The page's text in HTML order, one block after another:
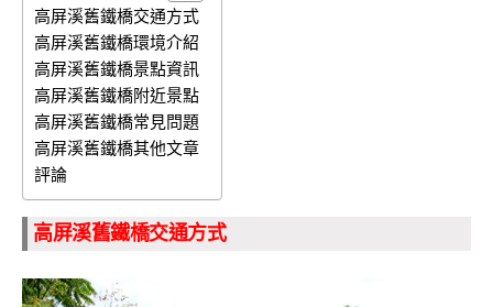
高屏溪舊鐵橋交通方式
高屏溪舊鐵橋環境介紹
高屏溪舊鐵橋景點資訊
高屏溪舊鐵橋附近景點
高屏溪舊鐵橋常見問題
高屏溪舊鐵橋其他文章
評論
高屏溪舊鐵橋交通方式